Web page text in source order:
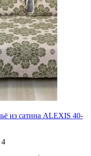
из сатина ALEXIS 40-
4